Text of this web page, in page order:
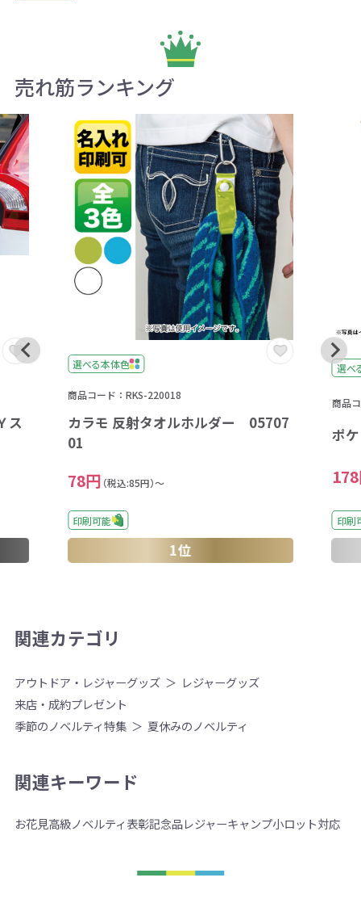
売れ筋ランキング
ス
選べる本体色
商品コード：RKS-220018
カラモ 反射タオルホルダー 05707
01
78円 （税込:85円）～
印刷可能
1位
選べ
商品
ポ
印刷
関連カテゴリ
アウトドア・レジャーグッズ
レジャーグッズ
来店・成約プレゼント
季節のノベルティ特集
夏休みのノベルティ
関連キーワード
お花見高級ノベルティ表彰記念品レジャーキャンプ小ロット対応